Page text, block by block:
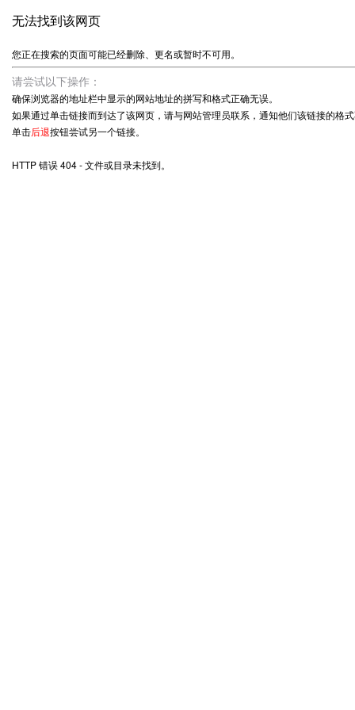
无法找到该网页
您正在搜索的页面可能已经删除、更名或暂时不可用。
请尝试以下操作：
确保浏览器的地址栏中显示的网站地址的拼写和格式正确无误。
如果通过单击链接而到达了该网页，请与网站管理员联系，通知他们该链接的格
单击后退按钮尝试另一个链接。
HTTP 错误 404 - 文件或目录未找到。